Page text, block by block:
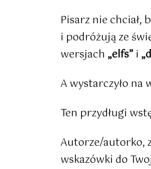
Pisarz nie chciał,
i podróżują ze
wersjach „elfs”i
A wystarczyło na
Ten przydługi
Autorze/autorko,
wskazówki do